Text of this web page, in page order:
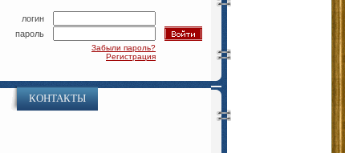
логин
пароль
Забыли пароль?
Регистрация
КОНТАКТЫ